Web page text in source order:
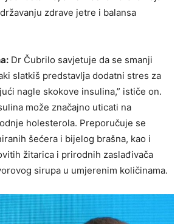
zdrave jetre i balansa
Dr Čubrilo savjetuje da se smanji
slatkiš predstavlja dodatni stres za
nagle skokove insulina,” ističe on.
može značajno uticati na
holesterola. Preporučuje se
šećera i bijelog brašna, kao i
žitarica i prirodnih zaslađivača
sirupa u umjerenim količinama.